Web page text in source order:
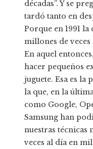
décadas”. Y se
tardó tanto en
Porque en 1991
millones de veces
En aquel
hacer pequeños
juguete. Esa es
la que, en la
como Google,
Samsung han
nuestras técnicas
veces al día en